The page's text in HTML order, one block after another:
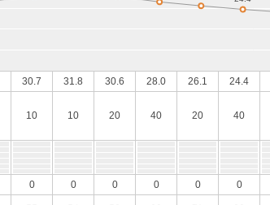
30.7 31.8 30.6 28.0 26.1 24.4
10 10 20 40 20 40
0 0 0 0 0 0